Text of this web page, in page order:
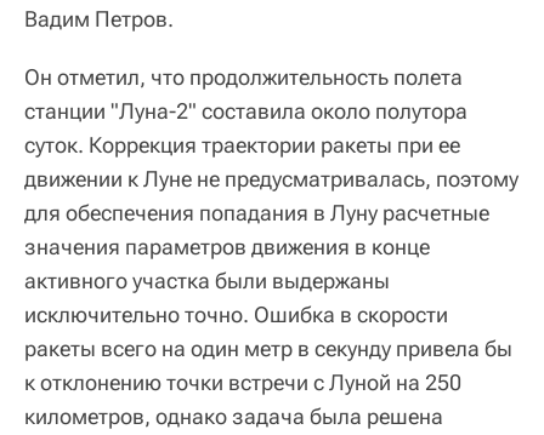
Вадим Петров.
Он отметил, что продолжительность полета
станции "Луна-2" составила около полутора
суток. Коррекция траектории ракеты при ее
движении к Луне не предусматривалась, поэтому
для обеспечения попадания в Луну расчетные
значения параметров движения в конце
активного участка были выдержаны
исключительно точно. Ошибка в скорости
ракеты всего на один метр в секунду привела бы
к отклонению точки встречи с Луной на 250
километров, однако задача была решена